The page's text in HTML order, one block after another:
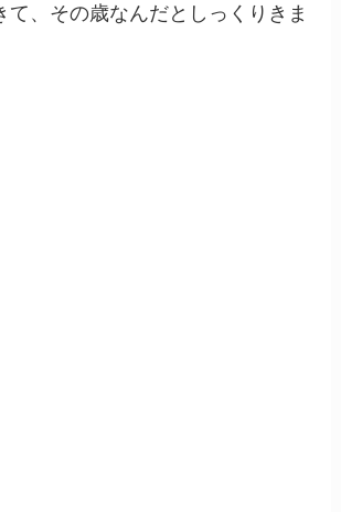
て、その歳なんだとしっくりきま